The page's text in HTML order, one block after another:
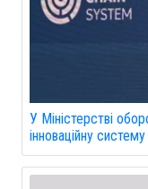
У Міністерстві
інноваційну